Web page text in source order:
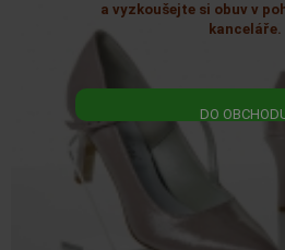
a vyzkoušejte si obuv v
kanceláře.
DO